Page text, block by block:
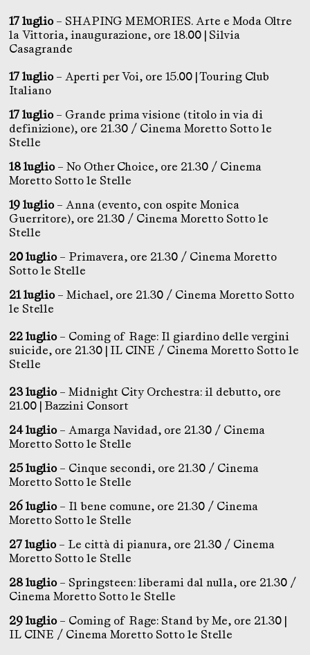
17 luglio – SHAPING MEMORIES. Arte e Moda Oltre
la Vittoria, inaugurazione, ore 18.00 | Silvia
Casagrande
17 luglio – Aperti per Voi, ore 15.00 | Touring Club
Italiano
17 luglio– Grande prima visione (titolo in via di
definizione), ore 21.30 / Cinema Moretto Sotto le
Stelle
18 luglio– No Other Choice, ore 21.30 / Cinema
Moretto Sotto le Stelle
19 luglio– Anna (evento, con ospite Monica
Guerritore), ore 21.30 / Cinema Moretto Sotto le
Stelle
20 luglio– Primavera, ore 21.30 / Cinema Moretto
Sotto le Stelle
21 luglio– Michael, ore 21.30 / Cinema Moretto Sotto
le Stelle
22 luglio– Coming of Rage: Il giardino delle vergini
suicide, ore 21.30 | IL CINE / Cinema Moretto Sotto le
Stelle
23 luglio– Midnight City Orchestra: il debutto, ore
21.00 | Bazzini Consort
24 luglio– Amarga Navidad, ore 21.30 / Cinema
Moretto Sotto le Stelle
25 luglio– Cinque secondi, ore 21.30 / Cinema
Moretto Sotto le Stelle
26 luglio– Il bene comune, ore 21.30 / Cinema
Moretto Sotto le Stelle
27 luglio– Le città di pianura, ore 21.30 / Cinema
Moretto Sotto le Stelle
28 luglio– Springsteen: liberami dal nulla, ore 21.30 /
Cinema Moretto Sotto le Stelle
29 luglio– Coming of Rage: Stand by Me, ore 21.30 |
IL CINE / Cinema Moretto Sotto le Stelle